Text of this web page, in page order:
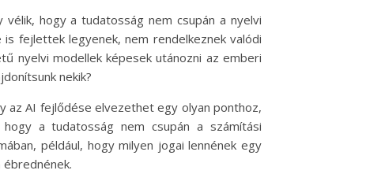
hogy a tudatosság nem csupán a nyelvi
fejlettek legyenek, nem rendelkeznek valódi
nyelvi modellek képesek utánozni az emberi
nekik?
az AI fejlődése elvezethet egy olyan ponthoz,
a tudatosság nem csupán a számítási
például, hogy milyen jogai lennének egy